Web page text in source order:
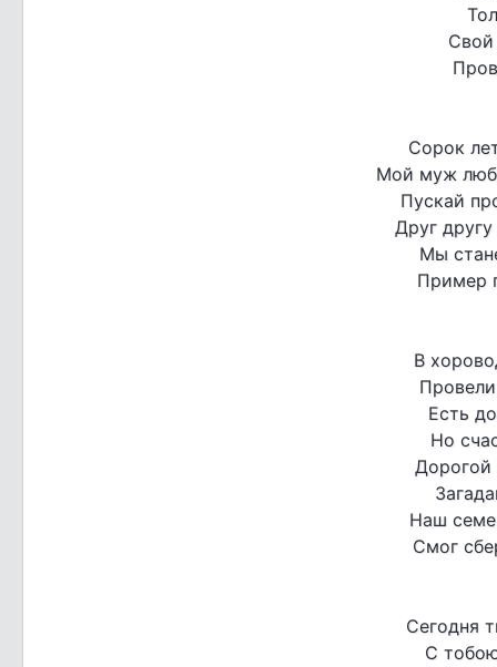
Сорок
Мой муж
Пускай
Друг
Мы
Пример
В
Есть
Но
Наш
Смог
Сегодня
С